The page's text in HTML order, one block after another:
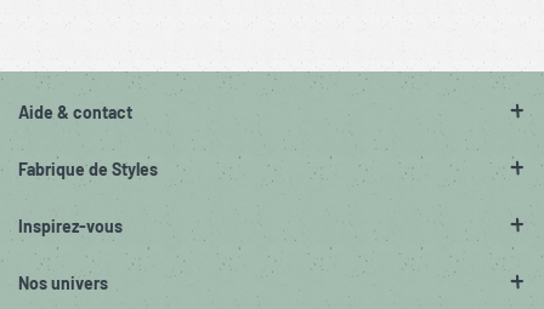
Aide & contact
Fabrique de Styles
Inspirez-vous
Nos univers